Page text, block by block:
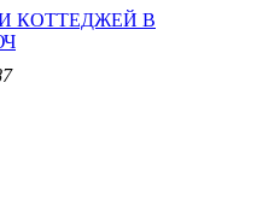
КОТТЕДЖЕЙ В